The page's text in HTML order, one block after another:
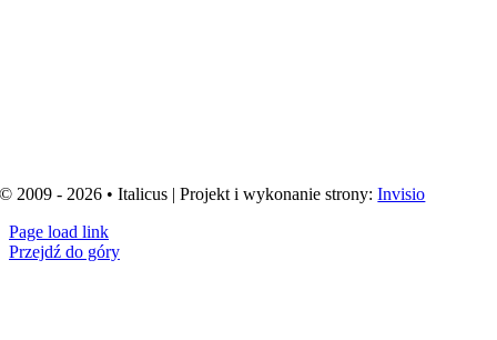
© 2009 - 2026 • Italicus | Projekt i wykonanie strony:Invisio
Page load link
Przejdź do góry